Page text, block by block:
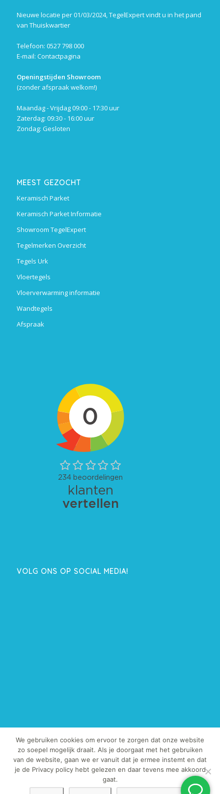
Nieuwe locatie per 01/03/2024, TegelExpert vindt u in het pand
van Thuiskwartier
Telefoon: 0527 798 000
E-mail: Contactpagina
Openingstijden Showroom
(zonder afspraak welkom!)
Maandag - Vrijdag 09:00 - 17:30 uur
Zaterdag: 09:30 - 16:00 uur
Zondag: Gesloten
MEEST GEZOCHT
Keramisch Parket
Keramisch Parket Informatie
Showroom TegelExpert
Tegelmerken Overzicht
Tegels Urk
Vloertegels
Vloerverwarming informatie
Wandtegels
Afspraak
VOLG ONS OP SOCIAL MEDIA!
© Copyright 2013-2019 - TegelExpert.nl | Het kopiëren van onze foto's
en / of teksten is strafbaar.
We gebruiken cookies om ervoor te zorgen dat onze website
zo soepel mogelijk draait. Als je doorgaat met het gebruiken
van de website, gaan we er vanuit dat je ermee instemt en dat
je de Privacy policy hebt gelezen en daar tevens mee akkoord
gaat.